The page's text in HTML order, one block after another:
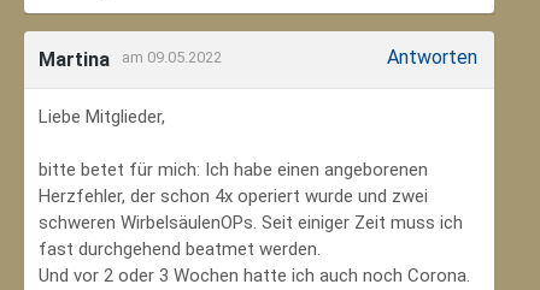
Martina am 09.05.2022 Antworten
Liebe Mitglieder,
bitte betet für mich: Ich habe einen angeborenen
Herzfehler, der schon 4x operiert wurde und zwei
schweren WirbelsäulenOPs. Seit einiger Zeit muss ich
fast durchgehend beatmet werden.
Und vor 2 oder 3 Wochen hatte ich auch noch Corona.